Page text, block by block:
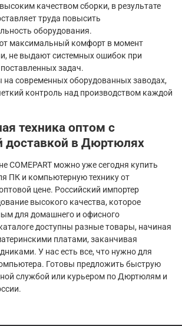
качеством сборки, в результате
труда повысить
оборудования.
максимальный комфорт в момент
не выдают системных ошибок при
задач.
на современных оборудованных заводах,
контроль над производством каждой
техника оптом с
доставкой в Дюртюлях
COMEPART можно уже сегодня купить
ПК и компьютерную технику от
цене. Российский импортер
высокого качества, которое
для домашнего и офисного
доступны разные товары, начиная
платами, заканчивая
У нас есть все, что нужно для
Готовы предложить быструю
службой или курьером по Дюртюлям и